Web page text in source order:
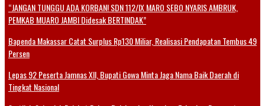
“JANGAN TUNGGU ADA KORBAN! SDN 112/IX MARO SEBO NYARIS AMBRUK,
PEMKAB MUARO JAMBI Didesak BERTINDAK”
Bapenda Makassar Catat Surplus Rp130 Miliar, Realisasi Pendapatan Tembus 49
Persen
Lepas 92 Peserta Jamnas XII, Bupati Gowa Minta Jaga Nama Baik Daerah di
Tingkat Nasional